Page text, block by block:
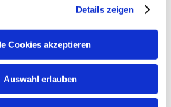
Details zeigen
Cookies akzeptieren
Auswahl erlauben
Anreisetag (z.B. kostenlose
usw.) Fragen Sie bitte